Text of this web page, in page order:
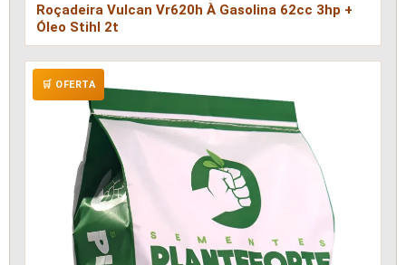
Roçadeira Vulcan Vr620h À Gasolina 62cc 3hp +
Óleo Stihl 2t
🛒 OFERTA